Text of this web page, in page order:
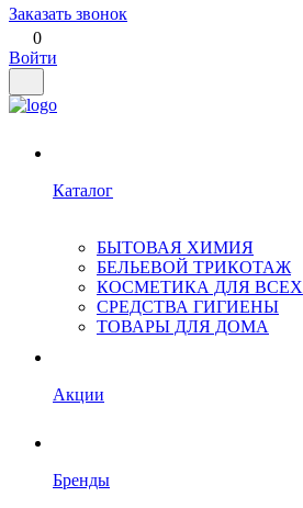
Заказать звонок
0
Войти
Каталог
БЫТОВАЯ ХИМИЯ
БЕЛЬЕВОЙ ТРИКОТАЖ
КОСМЕТИКА ДЛЯ ВСЕХ
СРЕДСТВА ГИГИЕНЫ
ТОВАРЫ ДЛЯ ДОМА
Акции
Бренды